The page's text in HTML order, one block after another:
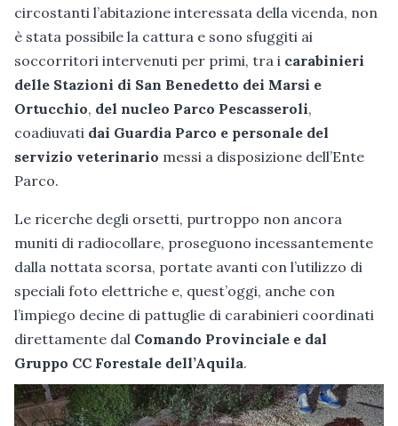
circostanti l’abitazione interessata della vicenda, non
è stata possibile la cattura e sono sfuggiti ai
soccorritori intervenuti per primi, tra i carabinieri
delle Stazioni di San Benedetto dei Marsi e
Ortucchio, del nucleo Parco Pescasseroli,
coadiuvati dai Guardia Parco e personale del
servizio veterinario messi a disposizione dell’Ente
Parco.
Le ricerche degli orsetti, purtroppo non ancora
muniti di radiocollare, proseguono incessantemente
dalla nottata scorsa, portate avanti con l’utilizzo di
speciali foto elettriche e, quest’oggi, anche con
l’impiego decine di pattuglie di carabinieri coordinati
direttamente dal Comando Provinciale e dal
Gruppo CC Forestale dell’Aquila.